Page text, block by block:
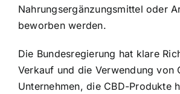
Nahrungsergänzungsmittel oder
beworben werden.
Die Bundesregierung hat klare
Verkauf und die Verwendung von
Unternehmen, die CBD-Produkte